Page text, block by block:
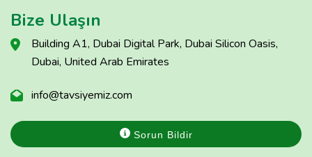
Bize Ulaşın
Building A1, Dubai Digital Park, Dubai Silicon Oasis,
Dubai, United Arab Emirates
info@tavsiyemiz.com
Sorun Bildir